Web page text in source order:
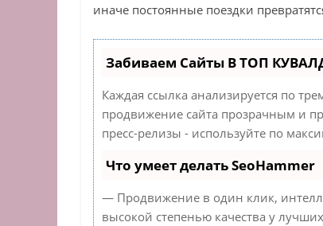
иначе постоянные поездки
Забиваем Сайты В ТОП
Каждая ссылка анализируется по
продвижение сайта прозрачным и
пресс-релизы - используйте по
Что умеет делать SeoHammer
— Продвижение в один клик,
высокой степенью качества у